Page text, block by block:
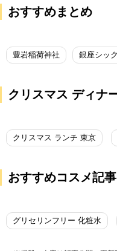
おすすめまとめ
豊岩稲荷神社 銀座シッ
クリスマス ディナ
クリスマス ランチ 東京
おすすめコスメ記事
グリセリンフリー 化粧水